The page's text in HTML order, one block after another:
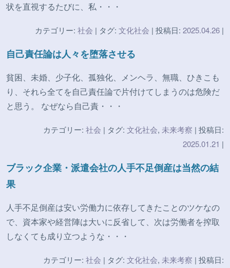
状を直視するたびに、私・・・
カテゴリー: 社会 | タグ: 文化社会 | 投稿日: 2025.04.26 |
自己責任論は人々を堕落させる
貧困、未婚、少子化、孤独化、メンヘラ、無職、ひきこも
り、それら全てを自己責任論で片付けてしまうのは危険だ
と思う。 なぜなら自己責・・・
カテゴリー: 社会 | タグ: 文化社会, 未来考察 | 投稿日:
2025.01.21 |
ブラック企業・派遣会社の人手不足倒産は当然の結
果
人手不足倒産は安い労働力に依存してきたことのツケなの
で、資本家や経営陣は大いに反省して、次は労働者を搾取
しなくても成り立つような・・・
カテゴリー: 社会 | タグ: 文化社会, 未来考察 | 投稿日: